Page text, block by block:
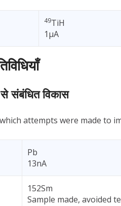
49TiH
1µA
संबंधित विकास
attempts were made to
Pb
13nA
152Sm
Sample made, avoided